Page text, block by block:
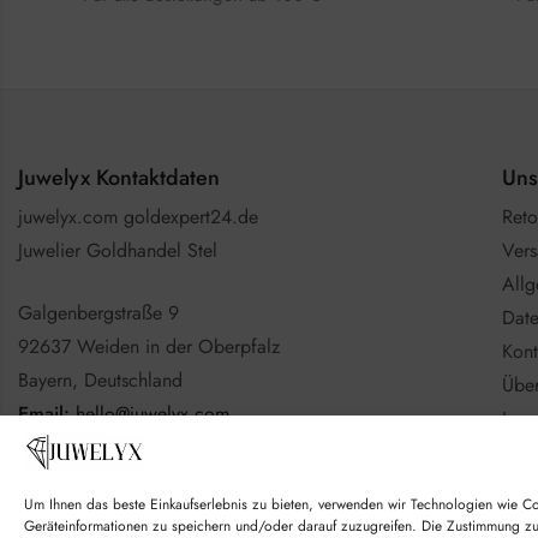
Um Ihnen das beste Einkaufserlebnis zu bieten, verwenden wir Technologien wie
Geräteinformationen zu speichern und/oder darauf zuzugreifen. Die Zustimmung
Juwelyx Kontaktdaten
juwelyx.com goldexpert24.de
Juwelier Goldhandel Stel
Galgenbergstraße 9
92637 Weiden in der Oberpfalz
Bayern, Deutschland
Email:hello@juwelyx.com
Nutzen Sie gerne das